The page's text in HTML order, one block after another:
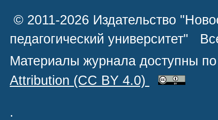
© 2011-2026 Издательство
педагогический университет"
Материалы журнала доступны
Attribution (CC BY 4.0)
.